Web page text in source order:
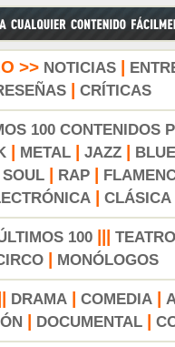
>> NOTICIAS|
| CRÍTICAS
100 CONTENIDOS
METAL JAZZ
SOUL RAP
CLÁSICA
100||| TEATRO
MONÓLOGOS
DRAMA COMEDIA
DOCUMENTAL|